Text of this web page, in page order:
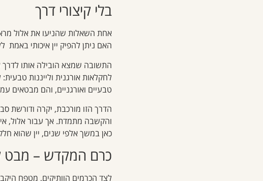
בלי קיצורי דרך
אחת השאלות שהניעו את אלול
האם ניתן להפיק יין איכותי באמת
התשובה שמצא הובילה אותו לדרך
לחקלאות אורגנית ולייננות
טבעיים ואורגניים, והם מבטאים
הדרך הזו מורכבת, יקרה ודורשת
והקשבה מתמדת. אך עבור אלול, אין
כאן במשך אלפי שנים, יין שהוא
כרם המקדש – מבט
לצד הכרמים הוותיקים, מטפח